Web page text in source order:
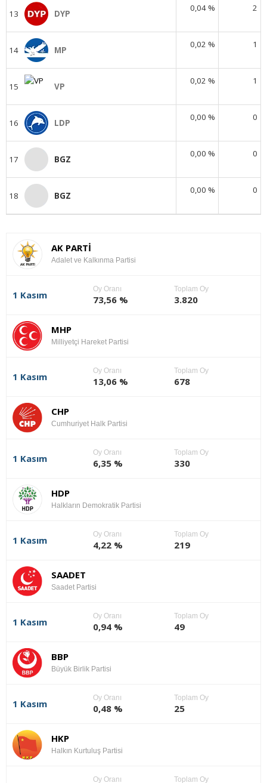
13 DYP
0,04 % 2
14 MP
0,02 % 1
15 VP
0,02 % 1
16 LDP
0,00 % 0
17 BGZ
0,00 % 0
18 BGZ
0,00 % 0
AK PARTİ
Adalet ve Kalkınma Partisi
1 Kasım
Oy Oranı
73,56 %
Toplam Oy
3.820
MHP
Milliyetçi Hareket Partisi
1 Kasım
Oy Oranı
13,06 %
Toplam Oy
678
CHP
Cumhuriyet Halk Partisi
1 Kasım
Oy Oranı
6,35 %
Toplam Oy
330
HDP
Halkların Demokratik Partisi
1 Kasım
Oy Oranı
4,22 %
Toplam Oy
219
SAADET
Saadet Partisi
1 Kasım
Oy Oranı
0,94 %
Toplam Oy
49
BBP
Büyük Birlik Partisi
1 Kasım
Oy Oranı
0,48 %
Toplam Oy
25
HKP
Halkın Kurtuluş Partisi
Oy Oranı Toplam Oy